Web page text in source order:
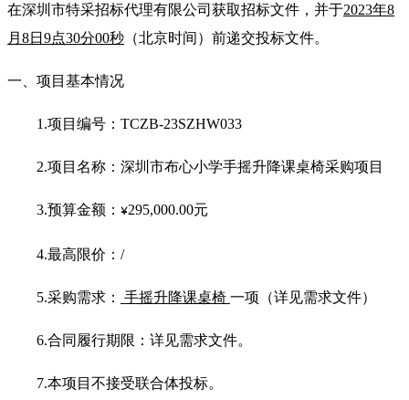
在深圳市特采招标代理有限公司获取招标文件，并于2023年8
月8日9点30分00秒 （北京时间）前递交投标文件。
一、项目基本情况
1.项目编号：TCZB-23SZHW033
2.项目名称：深圳市布心小学手摇升降课桌椅采购项目
3.预算金额： ¥295,000.00元
4.最高限价：/
5.采购需求： 手摇升降课桌椅 一项（详见需求文件）
6.合同履行期限：详见需求文件。
7.本项目不接受联合体投标。